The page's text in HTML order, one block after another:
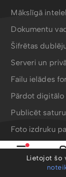
Mākslīgā
Dokumentu
Šifrētas
Serveri un
Failu ielādes
Pārdot digitālo
Publicēt saturu
Foto izdruku
Bergafoto
Lietojot šo